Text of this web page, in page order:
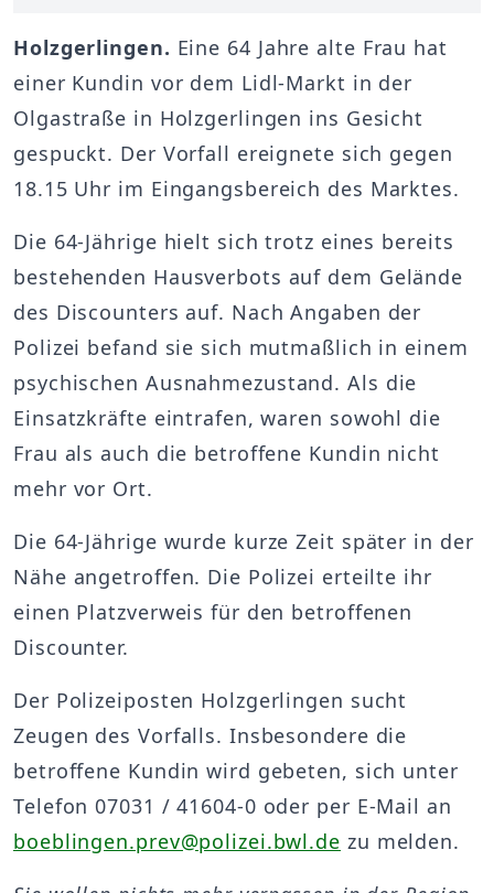
Holzgerlingen. Eine 64 Jahre alte Frau hat
einer Kundin vor dem Lidl-Markt in der
Olgastraße in Holzgerlingen ins Gesicht
gespuckt. Der Vorfall ereignete sich gegen
18.15 Uhr im Eingangsbereich des Marktes.
Die 64-Jährige hielt sich trotz eines bereits
bestehenden Hausverbots auf dem Gelände
des Discounters auf. Nach Angaben der
Polizei befand sie sich mutmaßlich in einem
psychischen Ausnahmezustand. Als die
Einsatzkräfte eintrafen, waren sowohl die
Frau als auch die betroffene Kundin nicht
mehr vor Ort.
Die 64-Jährige wurde kurze Zeit später in der
Nähe angetroffen. Die Polizei erteilte ihr
einen Platzverweis für den betroffenen
Discounter.
Der Polizeiposten Holzgerlingen sucht
Zeugen des Vorfalls. Insbesondere die
betroffene Kundin wird gebeten, sich unter
Telefon 07031 / 41604-0 oder per E-Mail an
boeblingen.prev@polizei.bwl.de zu melden.